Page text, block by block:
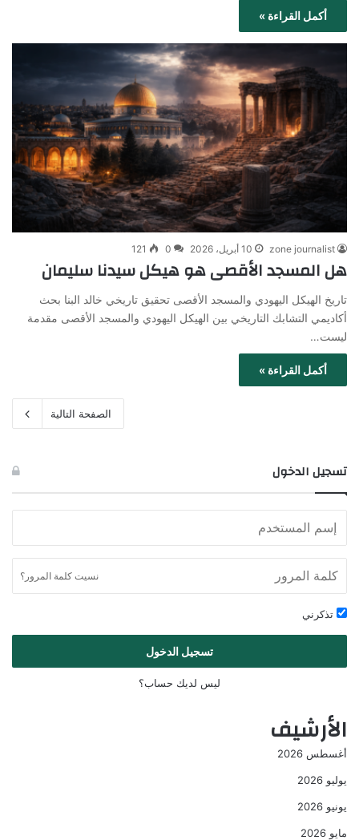
أكمل القراءة »
zone journalist 10 أبريل، 2026 0
121
هل المسجد الأقصى هو هيكل سيدنا سليمان
تاريخ الهيكل اليهودي والمسجد الأقصى تحقيق تاريخي خالد البنا بحث
أكاديمي التشابك التاريخي بين الهيكل اليهودي والمسجد الأقصى مقدمة
ليست…
أكمل القراءة »
الصفحة التالية
تسجيل الدخول
نسيت كلمة المرور؟
تذكرني
تسجيل الدخول
ليس لديك حساب؟
الأرشيف
أغسطس 2026
يوليو 2026
يونيو 2026
مايو 2026